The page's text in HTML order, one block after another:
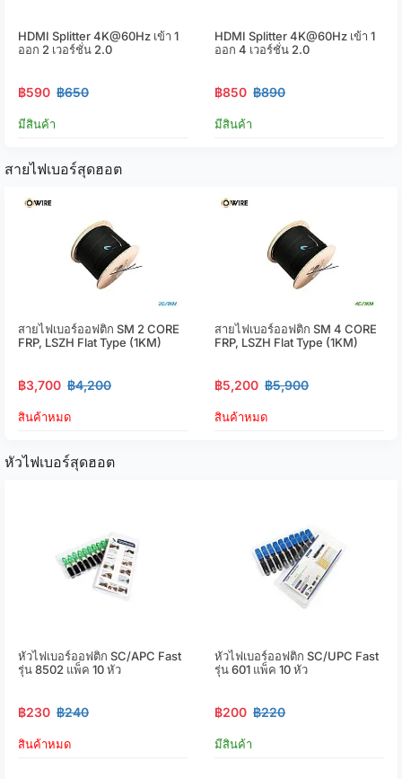
HDMI Splitter 4K@60Hz เข้า 1
ออก 2 เวอร์ชั่น 2.0
฿590 ฿650
มีสินค้า
HDMI Splitter 4K@60Hz เข้า 1
ออก 4 เวอร์ชั่น 2.0
฿850 ฿890
มีสินค้า
สายไฟเบอร์สุดฮอต
สายไฟเบอร์ออฟติก SM 2 CORE
FRP, LSZH Flat Type (1KM)
฿3,700 ฿4,200
สินค้าหมด
สายไฟเบอร์ออฟติก SM 4 CORE
FRP, LSZH Flat Type (1KM)
฿5,200 ฿5,900
สินค้าหมด
หัวไฟเบอร์สุดฮอต
หัวไฟเบอร์ออฟติก SC/APC Fast
รุ่น 8502 แพ็ค 10 หัว
฿230 ฿240
สินค้าหมด
หัวไฟเบอร์ออฟติก SC/UPC Fast
รุ่น 601 แพ็ค 10 หัว
฿200 ฿220
มีสินค้า